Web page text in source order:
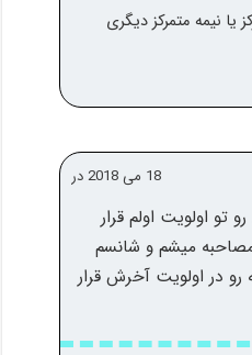
یا نیمه متمرکز دیگری
18 می 2018 در
اولویت اولم قرار
میشم و شانسم
در اولویت آخرش قرار